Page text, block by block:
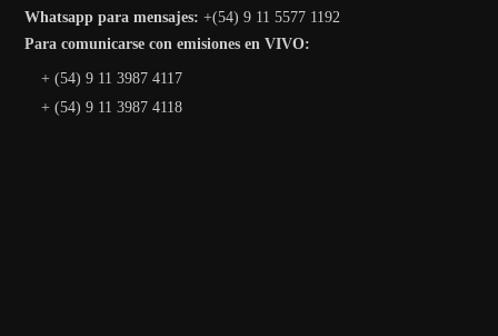
Whatsapp para mensajes: +(54) 9 11 5577 1192
Para comunicarse con emisiones en VIVO:
+ (54) 9 11 3987 4117
+ (54) 9 11 3987 4118